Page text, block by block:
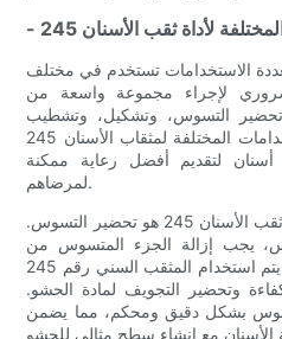
لأداة ثقب الأسنان 245
245 هو أداة متعددة الاستخدامات تستخدم في مختلف
لإجراء مجموعة واسعة من
التسوس، وتشكيل، وتشطيب
ترميمات الأسنان. إن فهم الاستخدامات المختلفة لمثقاب الأسنان 245
أسنان لتقديم أفضل رعاية ممكنة
لمرضاهم.
أحد الاستخدامات الأساسية لأداة ثقب الأسنان 245 هو تحضير التسوس.
يجب إزالة الجزء المتسوس من
السن واستبداله بحشوة الأسنان. يتم استخدام المثقب السني رقم 245
وتحضير التجويف لمادة الحشو.
بشكل دقيق ومحكم، مما يضمن